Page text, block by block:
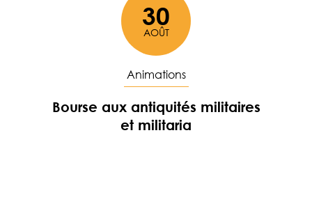
30
AOÛT
Animations
Bourse aux antiquités militaires
et militaria